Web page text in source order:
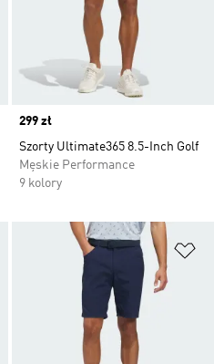
Price
299 zł
Szorty Ultimate365 8.5-Inch Golf
Męskie Performance
9 kolory
Dodaj do listy życzeń